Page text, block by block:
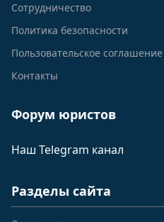
Сотрудничество
Политика безопасности
Пользовательское соглашение
Контакты
Форум юристов
Наш Telegram канал
Разделы сайта